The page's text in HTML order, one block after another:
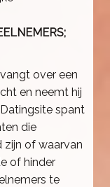
over een
en neemt hij
spant
die
zijn of waarvan
of hinder
te